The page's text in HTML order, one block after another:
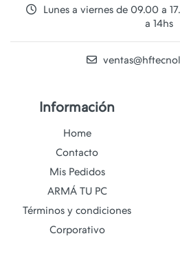
Lunes a viernes de 09.00 a
a 14hs
Información
Home
Contacto
Mis Pedidos
ARMÁ TU PC
Términos y condiciones
Corporativo